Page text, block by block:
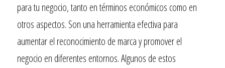
para tu negocio, tanto en términos económicos como en
otros aspectos. Son una herramienta efectiva para
aumentar el reconocimiento de marca y promover el
negocio en diferentes entornos. Algunos de estos